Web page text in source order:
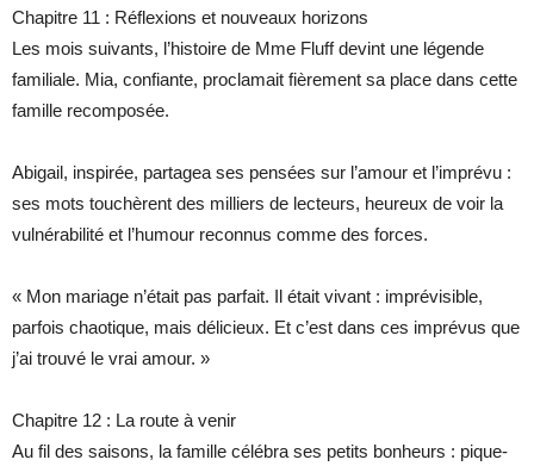
Chapitre 11 : Réflexions et nouveaux horizons
Les mois suivants, l’histoire de Mme Fluff devint une légende
familiale. Mia, confiante, proclamait fièrement sa place dans cette
famille recomposée.
Abigail, inspirée, partagea ses pensées sur l’amour et l’imprévu :
ses mots touchèrent des milliers de lecteurs, heureux de voir la
vulnérabilité et l’humour reconnus comme des forces.
« Mon mariage n’était pas parfait. Il était vivant : imprévisible,
parfois chaotique, mais délicieux. Et c’est dans ces imprévus que
j’ai trouvé le vrai amour. »
Chapitre 12 : La route à venir
Au fil des saisons, la famille célébra ses petits bonheurs : pique-